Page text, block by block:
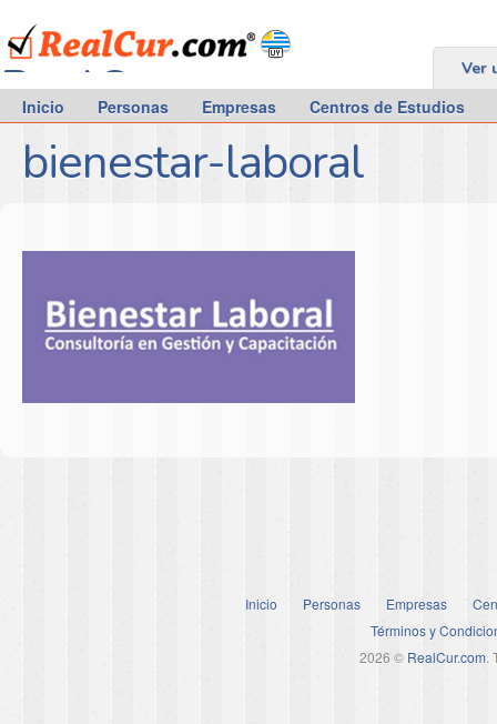
RealCur.com Ver
Inicio Personas Empresas Centros de Estudios
bienestar-laboral
Inicio Personas Empresas
Términos y
2026 © RealCur.com.